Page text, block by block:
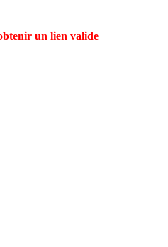
un lien valide